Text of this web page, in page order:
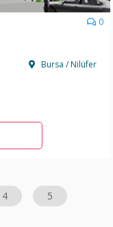
0
Bursa / Nilüfer
4 5